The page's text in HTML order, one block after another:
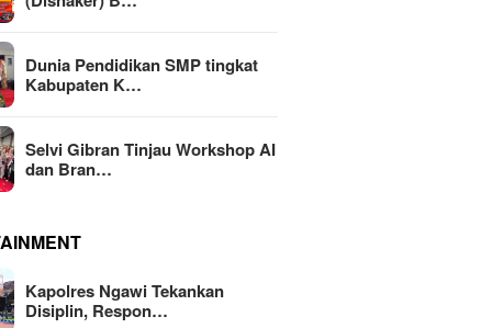
Dunia Pendidikan SMP tingkat
Kabupaten K…
Selvi Gibran Tinjau Workshop AI
dan Bran…
Kapolres Ngawi Tekankan
Disiplin, Respon…